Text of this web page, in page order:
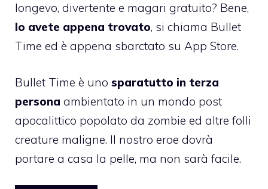
longevo, divertente e magari gratuito? Bene,
lo avete appena trovato, si chiama Bullet
Time ed è appena sbarctato su App Store.
Bullet Time è uno sparatutto in terza
persona ambientato in un mondo post
apocalittico popolato da zombie ed altre folli
creature maligne. Il nostro eroe dovrà
portare a casa la pelle, ma non sarà facile.